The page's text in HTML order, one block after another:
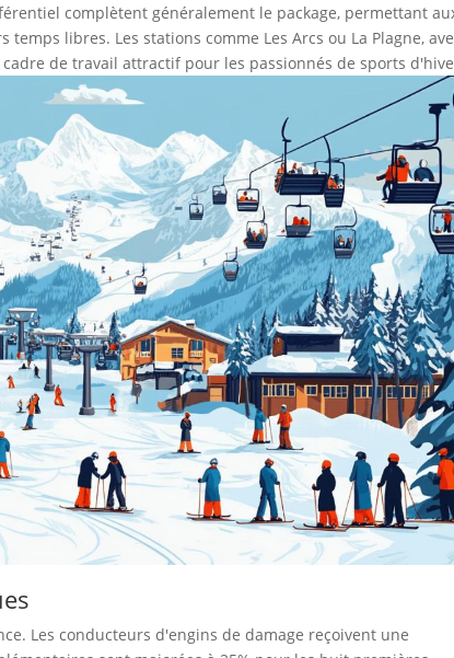
complètent généralement le package, permettant
libres. Les stations comme Les Arcs ou La Plagne,
de travail attractif pour les passionnés de sports
Les conducteurs d'engins de damage reçoivent une